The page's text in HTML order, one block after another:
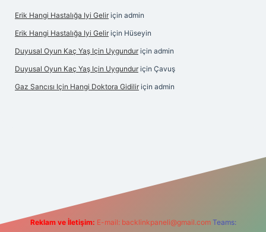
Erik Hangi Hastalığa Iyi Gelir için admin
Erik Hangi Hastalığa Iyi Gelir için Hüseyin
Duyusal Oyun Kaç Yaş Için Uygundur için admin
Duyusal Oyun Kaç Yaş Için Uygundur için Çavuş
Gaz Sancısı Için Hangi Doktora Gidilir için admin
Reklam ve İletişim: E-mail: backlinkpaneli@gmail.com Teams: